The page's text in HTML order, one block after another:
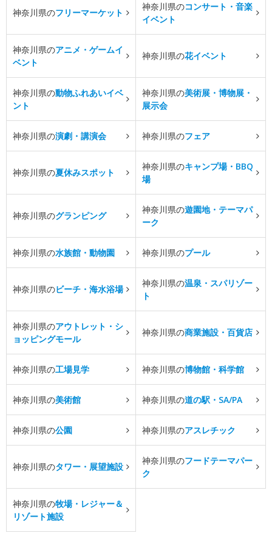
神奈川県のフリーマーケット
神奈川県のコンサート・音楽
イベント
神奈川県のアニメ・ゲームイ
ベント
神奈川県の花イベント
神奈川県の動物ふれあいイベ
ント
神奈川県の美術展・博物展・
展示会
神奈川県の演劇・講演会 神奈川県のフェア
神奈川県の夏休みスポット
神奈川県のキャンプ場・BBQ
場
神奈川県のグランピング
神奈川県の遊園地・テーマパ
ーク
神奈川県の水族館・動物園 神奈川県のプール
神奈川県のビーチ・海水浴場
神奈川県の温泉・スパリゾー
ト
神奈川県のアウトレット・シ
ョッピングモール
神奈川県の商業施設・百貨店
神奈川県の工場見学 神奈川県の博物館・科学館
神奈川県の美術館 神奈川県の道の駅・SA/PA
神奈川県の公園 神奈川県のアスレチック
神奈川県のタワー・展望施設
神奈川県のフードテーマパー
ク
神奈川県の牧場・レジャー＆
リゾート施設